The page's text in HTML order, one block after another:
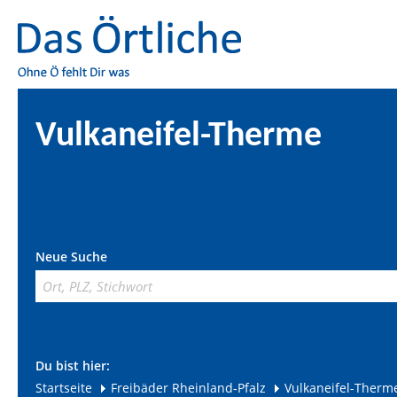
Vulkaneifel-Therme
Neue Suche
Du bist hier:
Startseite
Freibäder Rheinland-Pfalz Vulkaneifel-